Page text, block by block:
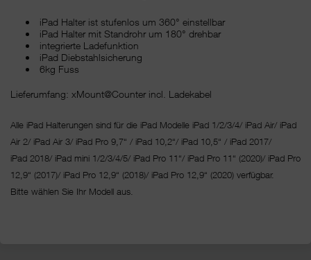
iPad Halter ist stufenlos um 360° einstellbar
iPad Halter mit Standrohr um 180° drehbar
integrierte Ladefunktion
iPad Diebstahlsicherung
6kg Fuss
Lieferumfang: xMount@Counter incl. Ladekabel
Alle iPad Halterungen sind für die iPad Modelle iPad 1/2/3/4/ iPad Air/ iPad
Air 2/ iPad Air 3/ iPad Pro 9,7“ / iPad 10,2“/ iPad 10,5“ / iPad 2017/
iPad 2018/ iPad mini 1/2/3/4/5/ iPad Pro 11“/ iPad Pro 11“ (2020)/ iPad Pro
12,9“ (2017)/ iPad Pro 12,9“ (2018)/ iPad Pro 12,9“ (2020) verfügbar.
Bitte wählen Sie Ihr Modell aus.